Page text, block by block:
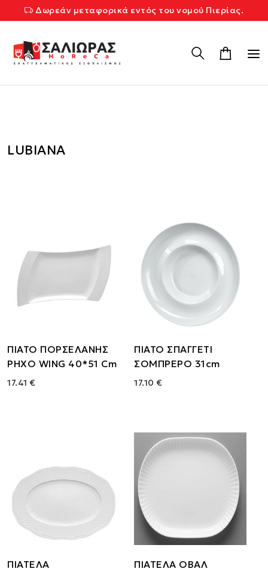
Δωρεάν μεταφορικά εντός του νομού Πιερίας.
LUBIANA
ΠΙΑΤΟ ΠΟΡΣΕΛΑΝΗΣ
ΡΗΧΟ WING 40*51 Cm
17.41 €
ΠΙΑΤΟ ΣΠΑΓΓΕΤΙ
ΣΟΜΠΡΕΡΟ 31cm
17.10 €
ΠΙΑΤΕΛΑ
ΠΙΑΤΕΛΑ ΟΒΑΛ